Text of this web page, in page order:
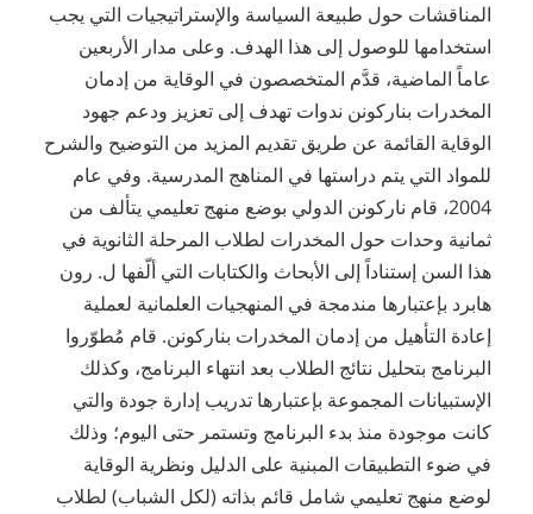
المناقشات حول طبيعة السياسة والإستراتيجيات التي يجب
استخدامها للوصول إلى هذا الهدف. وعلى مدار الأربعين
عاماً الماضية، قدَّم المتخصصون في الوقاية من إدمان
المخدرات بناركونن ندوات تهدف إلى تعزيز ودعم جهود
الوقاية القائمة عن طريق تقديم المزيد من التوضيح والشرح
للمواد التي يتم دراستها في المناهج المدرسية. وفي عام
2004، قام ناركونن الدولي بوضع منهج تعليمي يتألف من
ثمانية وحدات حول المخدرات لطلاب المرحلة الثانوية في
هذا السن إستناداً إلى الأبحاث والكتابات التي ألّفها ل. رون
هابرد بإعتبارها مندمجة في المنهجيات العلمانية لعملية
إعادة التأهيل من إدمان المخدرات بناركونن. قام مُطوّروا
البرنامج بتحليل نتائج الطلاب بعد انتهاء البرنامج، وكذلك
الإستبيانات المجموعة بإعتبارها تدريب إدارة جودة والتي
كانت موجودة منذ بدء البرنامج وتستمر حتى اليوم؛ وذلك
في ضوء التطبيقات المبنية على الدليل ونظرية الوقاية
لوضع منهج تعليمي شامل قائم بذاته (لكل الشباب) لطلاب